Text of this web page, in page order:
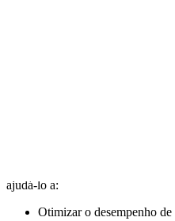
ajudá-lo a:
Otimizar o desempenho